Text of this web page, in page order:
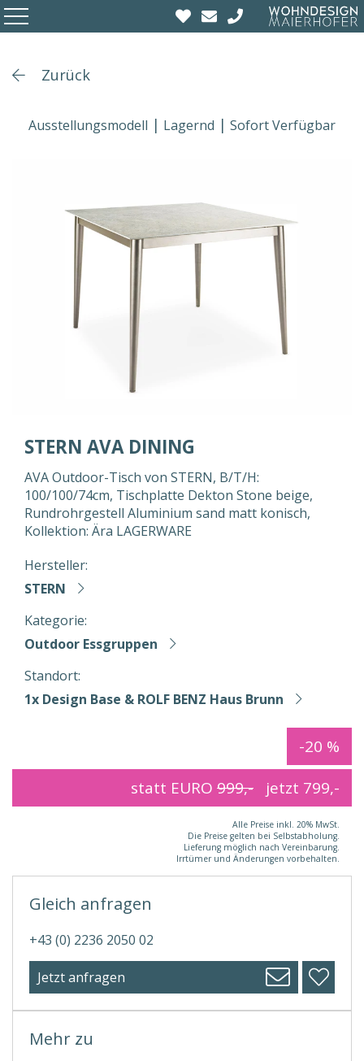
Zurück
Ausstellungsmodell Lagernd Sofort Verfügbar
STERN AVA DINING
AVA Outdoor-Tisch von STERN, B/T/H:
100/100/74cm, Tischplatte Dekton Stone beige,
Rundrohrgestell Aluminium sand matt konisch,
Kollektion: Ära LAGERWARE
Hersteller:
STERN
Kategorie:
Outdoor Essgruppen
Standort:
1x Design Base & ROLF BENZ Haus Brunn
-20 %
statt EURO 999,- jetzt 799,-
Alle Preise inkl. 20% MwSt.
Die Preise gelten bei Selbstabholung.
Lieferung möglich nach Vereinbarung.
Irrtümer und Änderungen vorbehalten.
Mehr zu
Gleich anfragen
+43 (0) 2236 2050 02
Jetzt anfragen